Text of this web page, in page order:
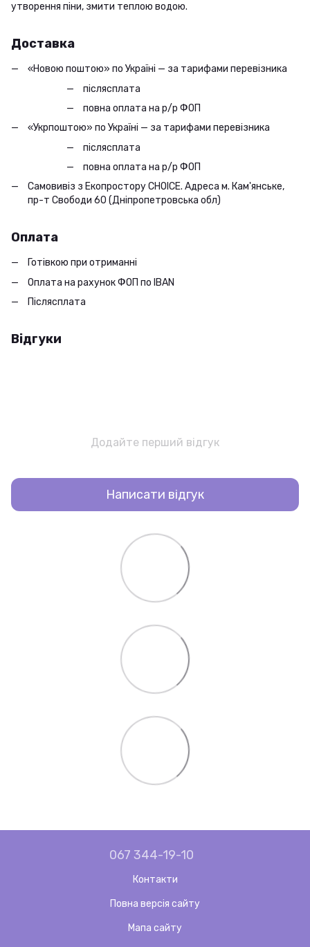
утворення піни, змити теплою водою.
Доставка
«Новою поштою» по Україні — за тарифами перевізника
післясплата
повна оплата на р/р ФОП
«Укрпоштою» по Україні — за тарифами перевізника
післясплата
повна оплата на р/р ФОП
Самовивіз з Екопростору CHOICE. Адреса м. Кам'янське,
пр-т Свободи 60 (Дніпропетровська обл)
Оплата
Готівкою при отриманні
Оплата на рахунок ФОП по IBAN
Післясплата
Відгуки
Додайте перший відгук
Написати відгук
067 344-19-10
Контакти
Повна версія сайту
Мапа сайту